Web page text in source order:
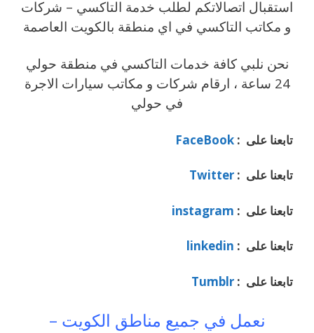
استقبال اتصالاتكم لطلب خدمة التاكسي – شركات
و مكاتب التاكسي في اي منطقة بالكويت العاصمة
نحن نلبي كافة خدمات التاكسي في منطقة حولي
24 ساعة ، ارقام شركات و مكاتب سيارات الاجرة
في حولي
تابعنا على : FaceBook
تابعنا على : Twitter
تابعنا على : instagram
تابعنا على : linkedin
تابعنا على : Tumblr
نعمل في جميع مناطق الكويت –